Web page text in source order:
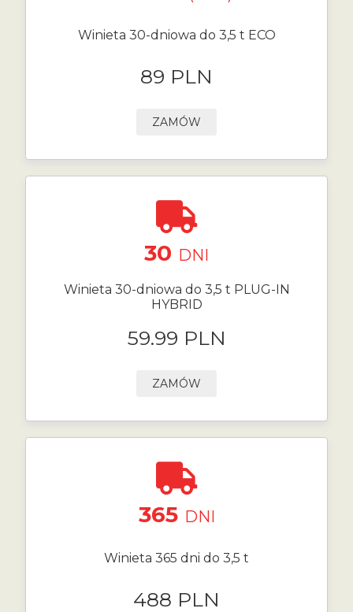
Winieta 30-dniowa do 3,5 t ECO
89 PLN
ZAMÓW
30 DNI
Winieta 30-dniowa do 3,5 t PLUG-IN
HYBRID
59.99 PLN
ZAMÓW
365 DNI
Winieta 365 dni do 3,5 t
488 PLN